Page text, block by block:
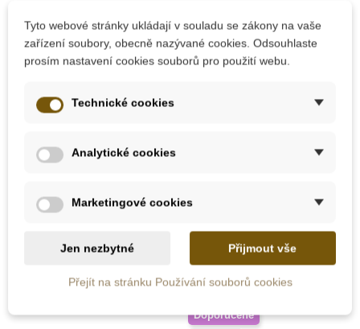
PlanToys Houpací kůň
PlanToys Hasičské
Doporučené
Doporučené
Tyto webové stránky ukládají v souladu se zákony na vaše
zařízení soubory, obecně nazývané cookies. Odsouhlaste
prosím nastavení cookies souborů pro použití webu.
Technické cookies
Analytické cookies
Marketingové cookies
Jen nezbytné Přijmout vše
Přejít na stránku Používání souborů cookies